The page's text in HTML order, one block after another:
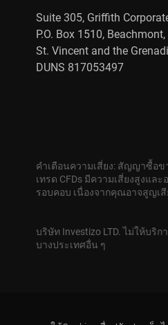
Suite 305, Griffith
P.O. Box 1510,
St. Vincent and the
DUNS 817053497
คำเตือนความเสี่ยง: สัญญาซื้อ
เทรด CFDs มีความเสี่ยงสูงแล
รอบคอบ เนื่องจากคุณอาจสูญเ
บริษัท Investizo LTD. ไม่ให้บริ
บางประเทศอื่น ๆ